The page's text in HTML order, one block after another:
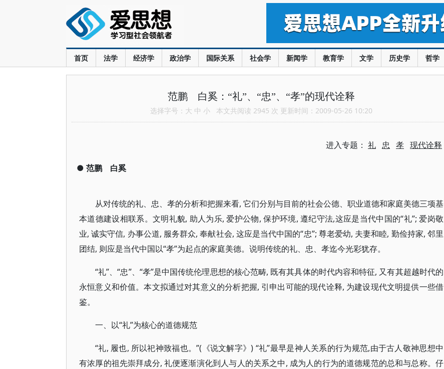
首页 法学 经济学 政治学 国际关系 社会学 新闻学 教育学 文学 历史学 哲学
范鹏 白奚：“礼”、“忠”、“孝”的现代诠释
选择字号： 大 中 小 本文共阅读 2945 次 更新时间：2009-05-26 10:20
进入专题： 礼 忠 孝 现代诠释
● 范鹏 白奚
从对传统的礼、忠、孝的分析和把握来看, 它们分别与目前的社会公德、职业道德和家庭美德三项基
本道德建设相联系。文明礼貌, 助人为乐, 爱护公物, 保护环境, 遵纪守法,这应是当代中国的“礼”; 爱岗敬
业, 诚实守信, 办事公道, 服务群众, 奉献社会, 这应是当代中国的“忠”; 尊老爱幼, 夫妻和睦, 勤俭持家, 邻里
团结, 则应是当代中国以“孝”为起点的家庭美德。说明传统的礼、忠、孝迄今光彩犹存。
“礼”、“忠”、“孝”是中国传统伦理思想的核心范畴, 既有其具体的时代内容和特征, 又有其超越时代的
永恒意义和价值。本文拟通过对其意义的分析把握, 引申出可能的现代诠释, 为建设现代文明提供一些借
鉴。
一、以“礼”为核心的道德规范
“礼, 履也, 所以祀神致福也。”(《说文解字》) “礼”最早是神人关系的行为规范,由于古人敬神思想中
有浓厚的祖先崇拜成分, 礼便逐渐演化到人与人的关系之中, 成为人的行为的道德规范的总和与总称。仔